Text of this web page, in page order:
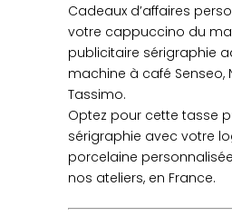
Cadeaux d’affaires
votre cappuccino du
publicitaire sérigraphie
machine à café Senseo,
Tassimo.
Optez pour cette tasse
sérigraphie avec votre
porcelaine
nos ateliers, en France.